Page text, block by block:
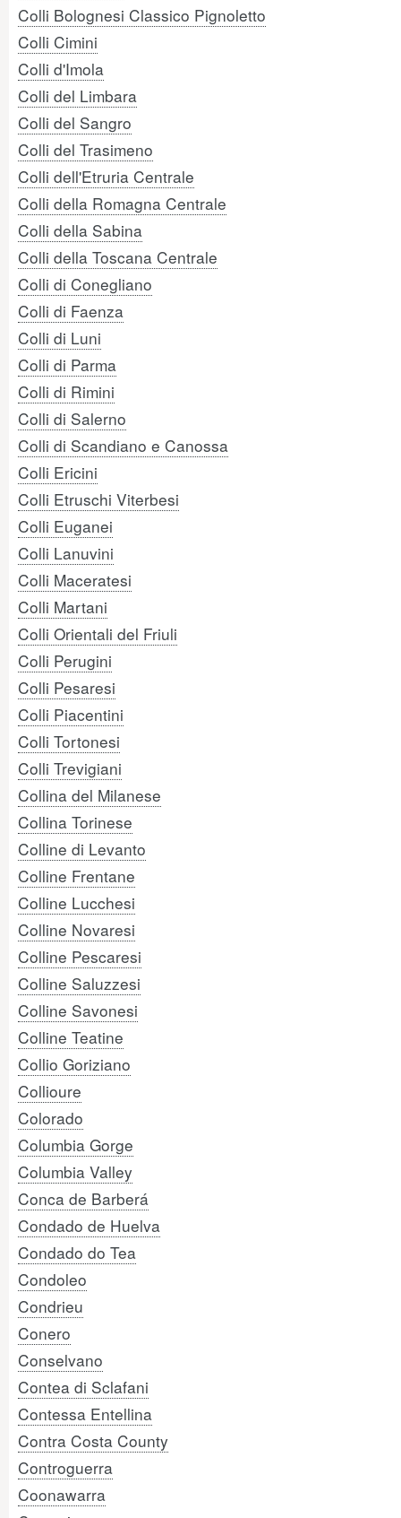
Colli Bolognesi Classico Pignoletto
Colli Cimini
Colli d'Imola
Colli del Limbara
Colli del Sangro
Colli del Trasimeno
Colli dell'Etruria Centrale
Colli della Romagna Centrale
Colli della Sabina
Colli della Toscana Centrale
Colli di Conegliano
Colli di Faenza
Colli di Luni
Colli di Parma
Colli di Rimini
Colli di Salerno
Colli di Scandiano e Canossa
Colli Ericini
Colli Etruschi Viterbesi
Colli Euganei
Colli Lanuvini
Colli Maceratesi
Colli Martani
Colli Orientali del Friuli
Colli Perugini
Colli Pesaresi
Colli Piacentini
Colli Tortonesi
Colli Trevigiani
Collina del Milanese
Collina Torinese
Colline di Levanto
Colline Frentane
Colline Lucchesi
Colline Novaresi
Colline Pescaresi
Colline Saluzzesi
Colline Savonesi
Colline Teatine
Collio Goriziano
Collioure
Colorado
Columbia Gorge
Columbia Valley
Conca de Barberá
Condado de Huelva
Condado do Tea
Condoleo
Condrieu
Conero
Conselvano
Contea di Sclafani
Contessa Entellina
Contra Costa County
Controguerra
Coonawarra